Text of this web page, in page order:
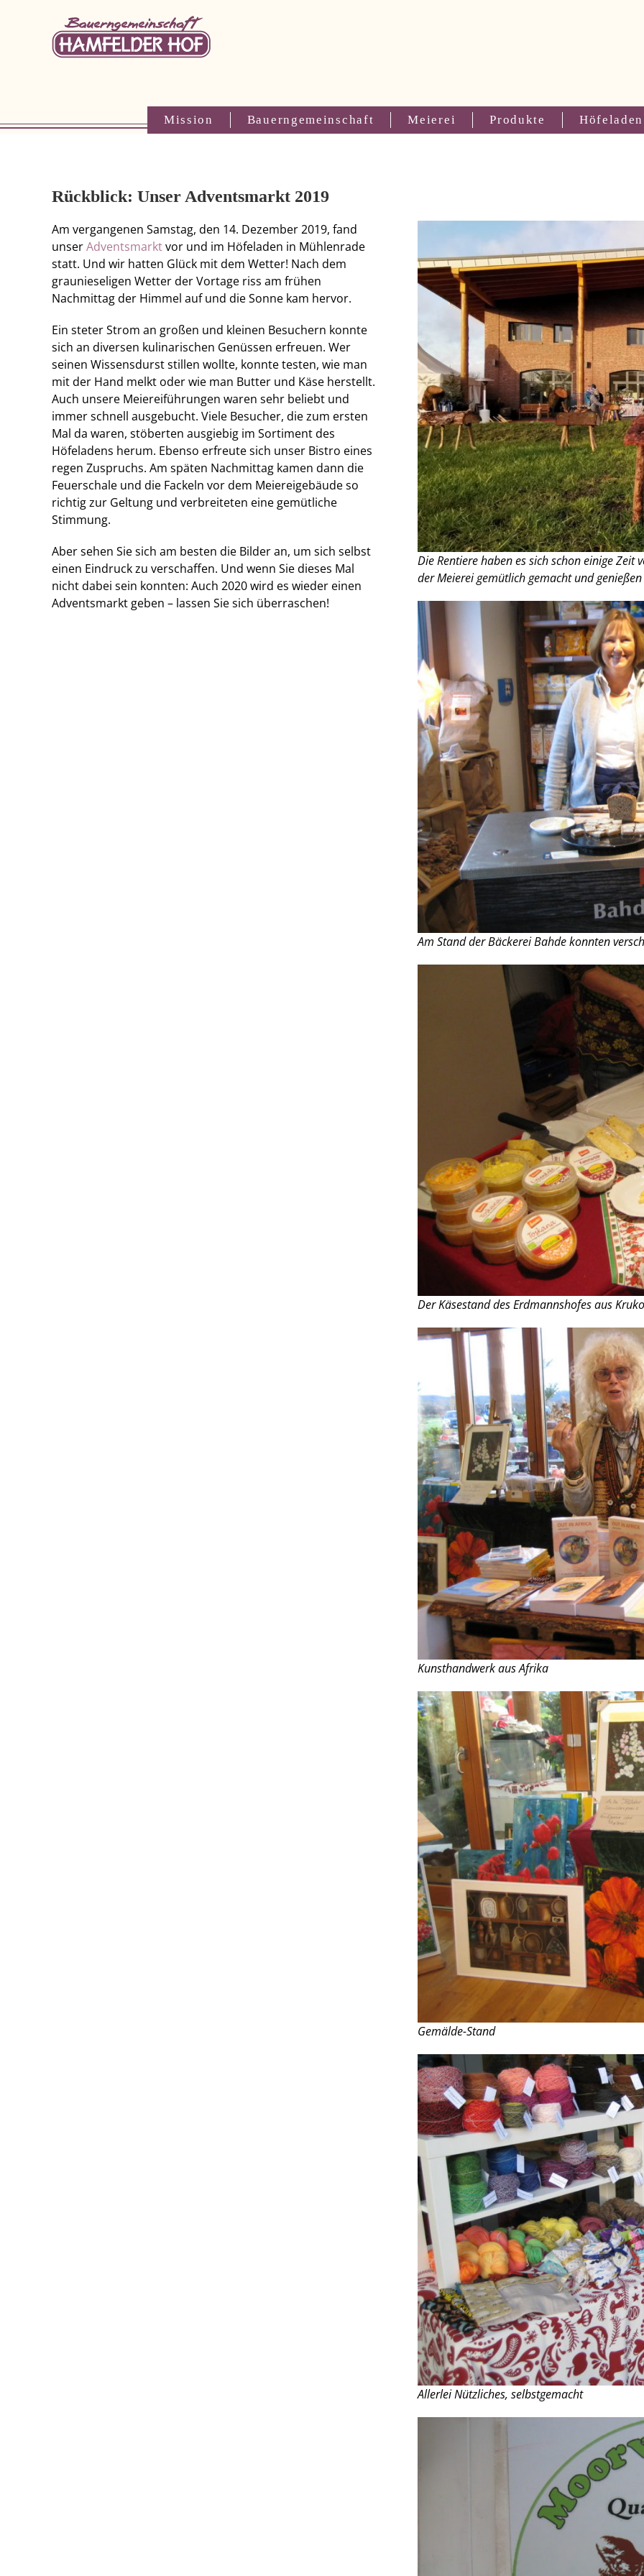
Mission Bauerngemeinschaft Meierei Produkte Höfeladen
Rückblick: Unser Adventsmarkt 2019
Am vergangenen Samstag, den 14. Dezember 2019, fand
unserAdventsmarktvor und im Höfeladen in Mühlenrade
statt. Und wir hatten Glück mit dem Wetter! Nach dem
graunieseligen Wetter der Vortage riss am frühen
Nachmittag der Himmel auf und die Sonne kam hervor.
Ein steter Strom an großen und kleinen Besuchern konnte
sich an diversen kulinarischen Genüssen erfreuen. Wer
seinen Wissensdurst stillen wollte, konnte testen, wie man
mit der Hand melkt oder wie man Butter und Käse herstellt.
Auch unsere Meiereiführungen waren sehr beliebt und
immer schnell ausgebucht. Viele Besucher, die zum ersten
Mal da waren, stöberten ausgiebig im Sortiment des
Höfeladens herum. Ebenso erfreute sich unser Bistro eines
regen Zuspruchs. Am späten Nachmittag kamen dann die
Feuerschale und die Fackeln vor dem Meiereigebäude so
richtig zur Geltung und verbreiteten eine gemütliche
Stimmung.
Aber sehen Sie sich am besten die Bilder an, um sich selbst
einen Eindruck zu verschaffen. Und wenn Sie dieses Mal
nicht dabei sein konnten: Auch 2020 wird es wieder einen
Adventsmarkt geben – lassen Sie sich überraschen!
Die Rentiere haben es sich schon einige
der Meierei gemütlich gemacht und
Am Stand der Bäckerei Bahde konnten
Der Käsestand des Erdmannshofes aus
Kunsthandwerk aus Afrika
Gemälde-Stand
Allerlei Nützliches, selbstgemacht